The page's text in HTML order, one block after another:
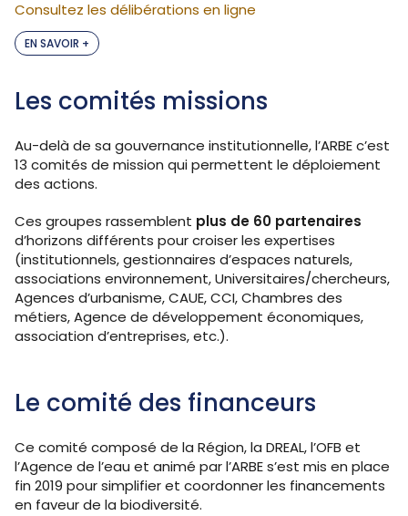
Consultez les délibérations en ligne
EN SAVOIR +
Les comités missions
Au-delà de sa gouvernance institutionnelle, l’ARBE c’est
13 comités de mission qui permettent le déploiement
des actions.
Ces groupes rassemblent plus de 60 partenaires
d’horizons différents pour croiser les expertises
(institutionnels, gestionnaires d’espaces naturels,
associations environnement, Universitaires/chercheurs,
Agences d’urbanisme, CAUE, CCI, Chambres des
métiers, Agence de développement économiques,
association d’entreprises, etc.).
Le comité des financeurs
Ce comité composé de la Région, la DREAL, l’OFB et
l’Agence de l’eau et animé par l’ARBE s’est mis en place
fin 2019 pour simplifier et coordonner les financements
en faveur de la biodiversité.